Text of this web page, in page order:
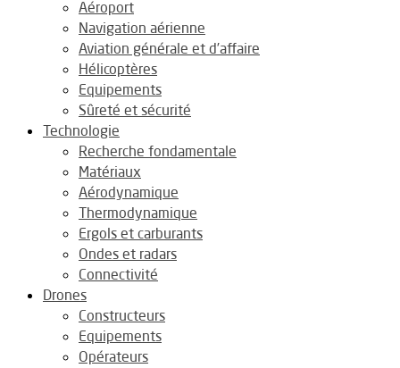
Aéroport
Navigation aérienne
Aviation générale et d’affaire
Hélicoptères
Equipements
Sûreté et sécurité
Technologie
Recherche fondamentale
Matériaux
Aérodynamique
Thermodynamique
Ergols et carburants
Ondes et radars
Connectivité
Drones
Constructeurs
Equipements
Opérateurs